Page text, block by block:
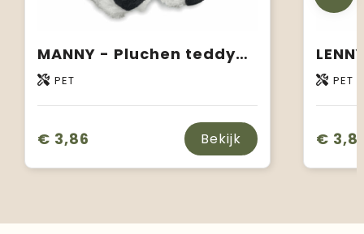
MANNY - Pluchen teddybeer
PET
€ 3,86 Bekijk
PET
€